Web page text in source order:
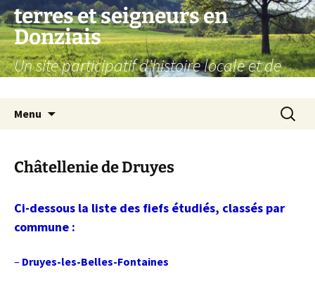
Aller
au
contenu
terres et seigneurs en
Donziais
Un site participatif d'histoire locale et de
Menu
Châtellenie de Druyes
Ci-dessous la liste des fiefs étudiés, classés par
commune :
– Druyes-les-Belles-Fontaines